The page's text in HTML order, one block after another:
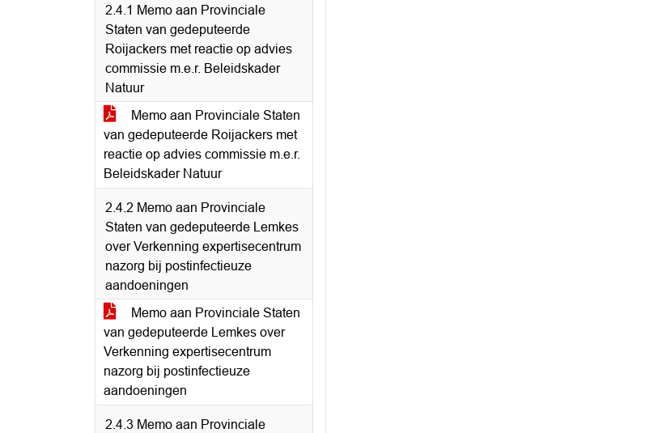
2.4.1 Memo aan Provinciale
Staten van gedeputeerde
Roijackers met reactie op advies
commissie m.e.r. Beleidskader
Natuur
Memo aan Provinciale Staten
van gedeputeerde Roijackers met
reactie op advies commissie m.e.r.
Beleidskader Natuur
2.4.2 Memo aan Provinciale
Staten van gedeputeerde Lemkes
over Verkenning expertisecentrum
nazorg bij postinfectieuze
aandoeningen
Memo aan Provinciale Staten
van gedeputeerde Lemkes over
Verkenning expertisecentrum
nazorg bij postinfectieuze
aandoeningen
2.4.3 Memo aan Provinciale